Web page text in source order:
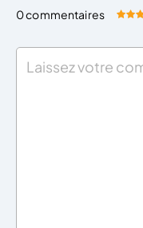
0 commentaires